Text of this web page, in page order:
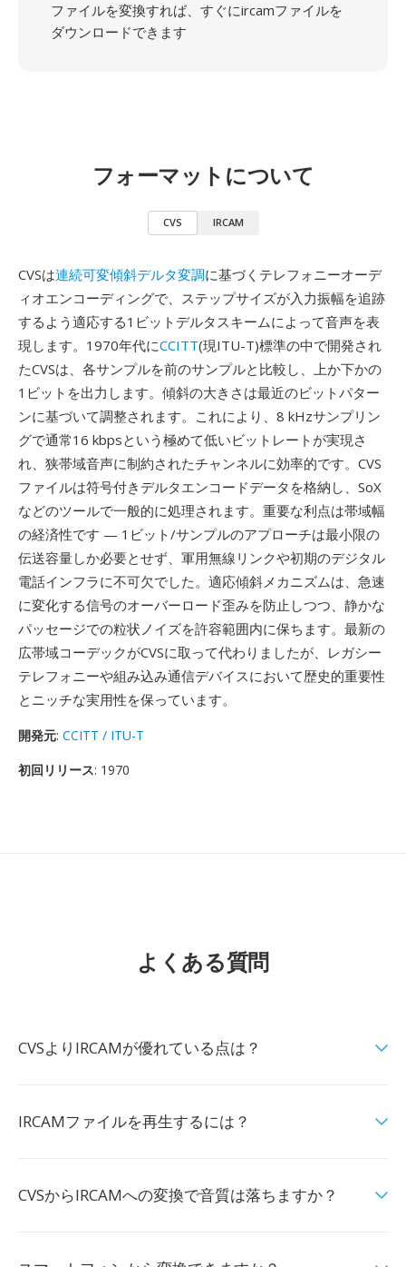
ファイルを変換すれば、すぐにircamファイルを
ダウンロードできます
フォーマットについて
CVS IRCAM
CVSは連続可変傾斜デルタ変調に基づくテレフォニーオーデ
ィオエンコーディングで、ステップサイズが入力振幅を追跡
するよう適応する1ビットデルタスキームによって音声を表
現します。1970年代にCCITT(現ITU-T)標準の中で開発され
たCVSは、各サンプルを前のサンプルと比較し、上か下かの
1ビットを出力します。傾斜の大きさは最近のビットパター
ンに基づいて調整されます。これにより、8 kHzサンプリン
グで通常16 kbpsという極めて低いビットレートが実現さ
れ、狭帯域音声に制約されたチャンネルに効率的です。CVS
ファイルは符号付きデルタエンコードデータを格納し、SoX
などのツールで一般的に処理されます。重要な利点は帯域幅
の経済性です — 1ビット/サンプルのアプローチは最小限の
伝送容量しか必要とせず、軍用無線リンクや初期のデジタル
電話インフラに不可欠でした。適応傾斜メカニズムは、急速
に変化する信号のオーバーロード歪みを防止しつつ、静かな
パッセージでの粒状ノイズを許容範囲内に保ちます。最新の
広帯域コーデックがCVSに取って代わりましたが、レガシー
テレフォニーや組み込み通信デバイスにおいて歴史的重要性
とニッチな実用性を保っています。
開発元: CCITT / ITU-T
初回リリース: 1970
よくある質問
CVSよりIRCAMが優れている点は？
IRCAMファイルを再生するには？
CVSからIRCAMへの変換で音質は落ちますか？